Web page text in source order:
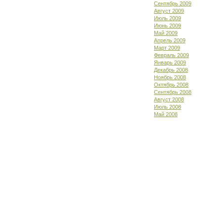
Сентябрь 2009
Август 2009
Июль 2009
Июнь 2009
Май 2009
Апрель 2009
Март 2009
Февраль 2009
Январь 2009
Декабрь 2008
Ноябрь 2008
Октябрь 2008
Сентябрь 2008
Август 2008
Июль 2008
Май 2008